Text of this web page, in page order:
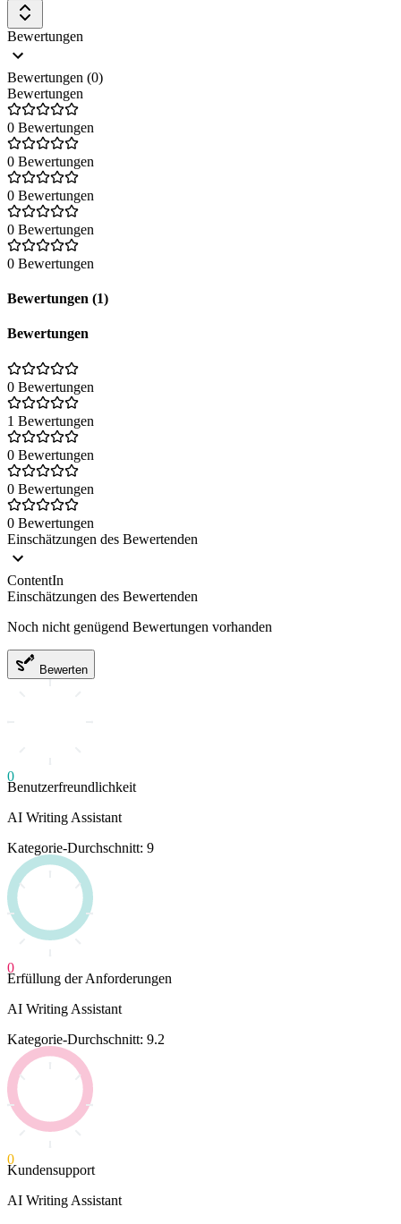
Bewertungen
Bewertungen (0)
Bewertungen
0 Bewertungen
0 Bewertungen
0 Bewertungen
0 Bewertungen
0 Bewertungen
Bewertungen (1)
Bewertungen
0 Bewertungen
1 Bewertungen
0 Bewertungen
0 Bewertungen
0 Bewertungen
Einschätzungen des Bewertenden
ContentIn
Einschätzungen des Bewertenden
Noch nicht genügend Bewertungen vorhanden
Bewerten
0
Benutzerfreundlichkeit
AI Writing Assistant
Kategorie-Durchschnitt: 9
0
Erfüllung der Anforderungen
AI Writing Assistant
Kategorie-Durchschnitt: 9.2
0
Kundensupport
AI Writing Assistant